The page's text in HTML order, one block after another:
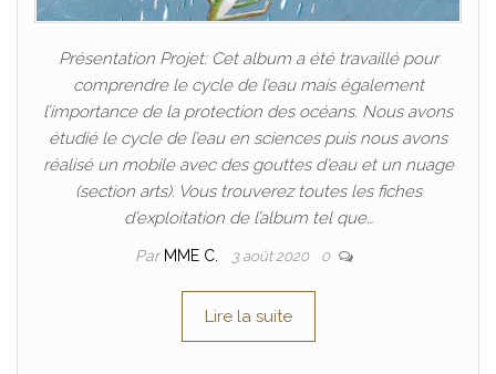
Présentation Projet: Cet album a été travaillé pour
comprendre le cycle de l’eau mais également
l’importance de la protection des océans. Nous avons
étudié le cycle de l’eau en sciences puis nous avons
réalisé un mobile avec des gouttes d’eau et un nuage
(section arts). Vous trouverez toutes les fiches
d’exploitation de l’album tel que…
Par MME C. 3 août 2020 0
Lire la suite